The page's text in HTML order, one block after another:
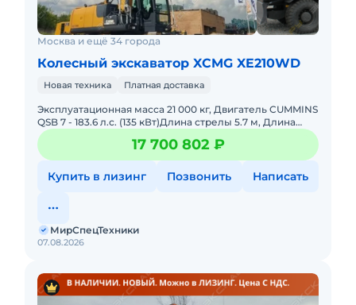
Москва и ещё 34 города
Колесный экскаватор XCMG XE210WD
Новая техника Платная доставка
Эксплуатационная масса 21 000 кг, Двигатель CUMMINS
QSB 7 - 183.6 л.с. (135 кВт)Длина стрелы 5.7 м, Длина
рукояти 2.9 м, Объём ковша 1.0м3, Гидронасос
KAWASAKI,
17 700 802 ₽
Купить в лизинг Позвонить Написать
07.08.2026
МирСпецТехники